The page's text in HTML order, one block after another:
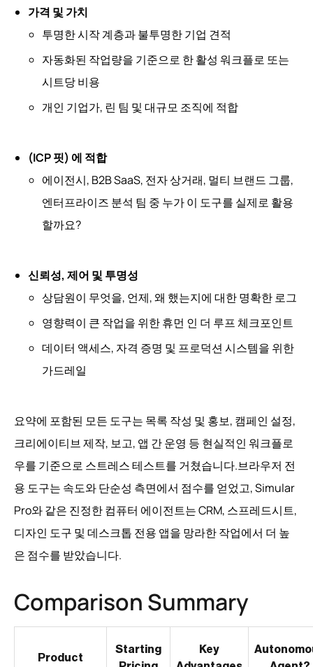
가격 및 가치
투명한 시작 계층과 불투명한 기업 견적
자동화된 작업량을 기준으로 한 활성 워크플로 또는
시트당 비용
개인 기업가, 린 팀 및 대규모 조직에 적합
(ICP 핏) 에 적합
에이전시, B2B SaaS, 전자 상거래, 멀티 브랜드 그룹,
엔터프라이즈 분석 팀 중 누가 이 도구를 실제로 활용
할까요?
신뢰성, 제어 및 투명성
상담원이 무엇을, 언제, 왜 했는지에 대한 명확한 로그
영향력이 큰 작업을 위한 휴먼 인 더 루프 체크포인트
데이터 액세스, 자격 증명 및 프로덕션 시스템을 위한
가드레일
요약에 포함된 모든 도구는 목록 작성 및 홍보, 캠페인 설정,
크리에이티브 제작, 보고, 앱 간 운영 등 현실적인 워크플로
우를 기준으로 스트레스 테스트를 거쳤습니다.브라우저 전
용 도구는 속도와 단순성 측면에서 점수를 얻었고, Simular
Pro와 같은 진정한 컴퓨터 에이전트는 CRM, 스프레드시트,
디자인 도구 및 데스크톱 전용 앱을 망라한 작업에서 더 높
은 점수를 받았습니다.
Comparison Summary
Product
Starting
Key